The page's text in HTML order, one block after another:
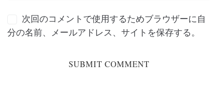
次回のコメントで使用するためブラウザーに自
分の名前、メールアドレス、サイトを保存する。